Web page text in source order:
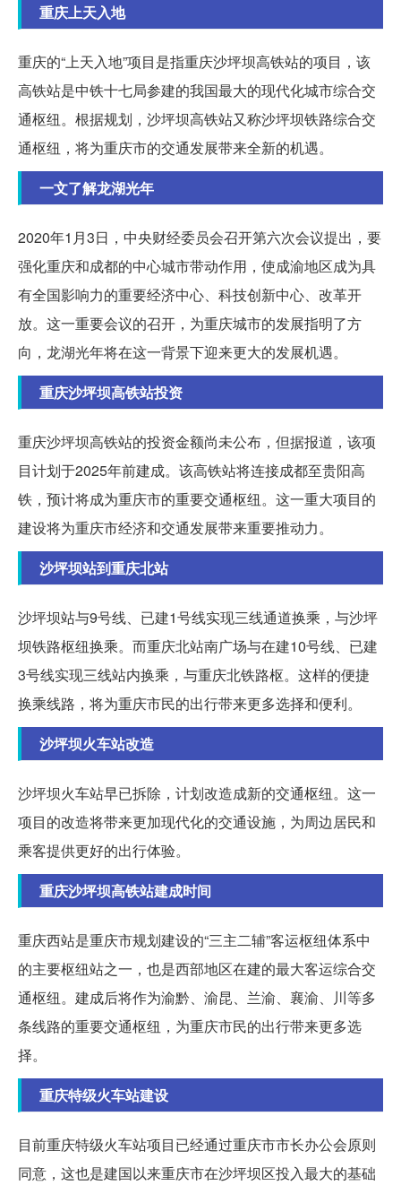
重庆上天入地
重庆的“上天入地”项目是指重庆沙坪坝高铁站的项目，该
高铁站是中铁十七局参建的我国最大的现代化城市综合交
通枢纽。根据规划，沙坪坝高铁站又称沙坪坝铁路综合交
通枢纽，将为重庆市的交通发展带来全新的机遇。
一文了解龙湖光年
2020年1月3日，中央财经委员会召开第六次会议提出，要
强化重庆和成都的中心城市带动作用，使成渝地区成为具
有全国影响力的重要经济中心、科技创新中心、改革开
放。这一重要会议的召开，为重庆城市的发展指明了方
向，龙湖光年将在这一背景下迎来更大的发展机遇。
重庆沙坪坝高铁站投资
重庆沙坪坝高铁站的投资金额尚未公布，但据报道，该项
目计划于2025年前建成。该高铁站将连接成都至贵阳高
铁，预计将成为重庆市的重要交通枢纽。这一重大项目的
建设将为重庆市经济和交通发展带来重要推动力。
沙坪坝站到重庆北站
沙坪坝站与9号线、已建1号线实现三线通道换乘，与沙坪
坝铁路枢纽换乘。而重庆北站南广场与在建10号线、已建
3号线实现三线站内换乘，与重庆北铁路枢。这样的便捷
换乘线路，将为重庆市民的出行带来更多选择和便利。
沙坪坝火车站改造
沙坪坝火车站早已拆除，计划改造成新的交通枢纽。这一
项目的改造将带来更加现代化的交通设施，为周边居民和
乘客提供更好的出行体验。
重庆沙坪坝高铁站建成时间
重庆西站是重庆市规划建设的“三主二辅”客运枢纽体系中
的主要枢纽站之一，也是西部地区在建的最大客运综合交
通枢纽。建成后将作为渝黔、渝昆、兰渝、襄渝、川等多
条线路的重要交通枢纽，为重庆市民的出行带来更多选
择。
重庆特级火车站建设
目前重庆特级火车站项目已经通过重庆市市长办公会原则
同意，这也是建国以来重庆市在沙坪坝区投入最大的基础